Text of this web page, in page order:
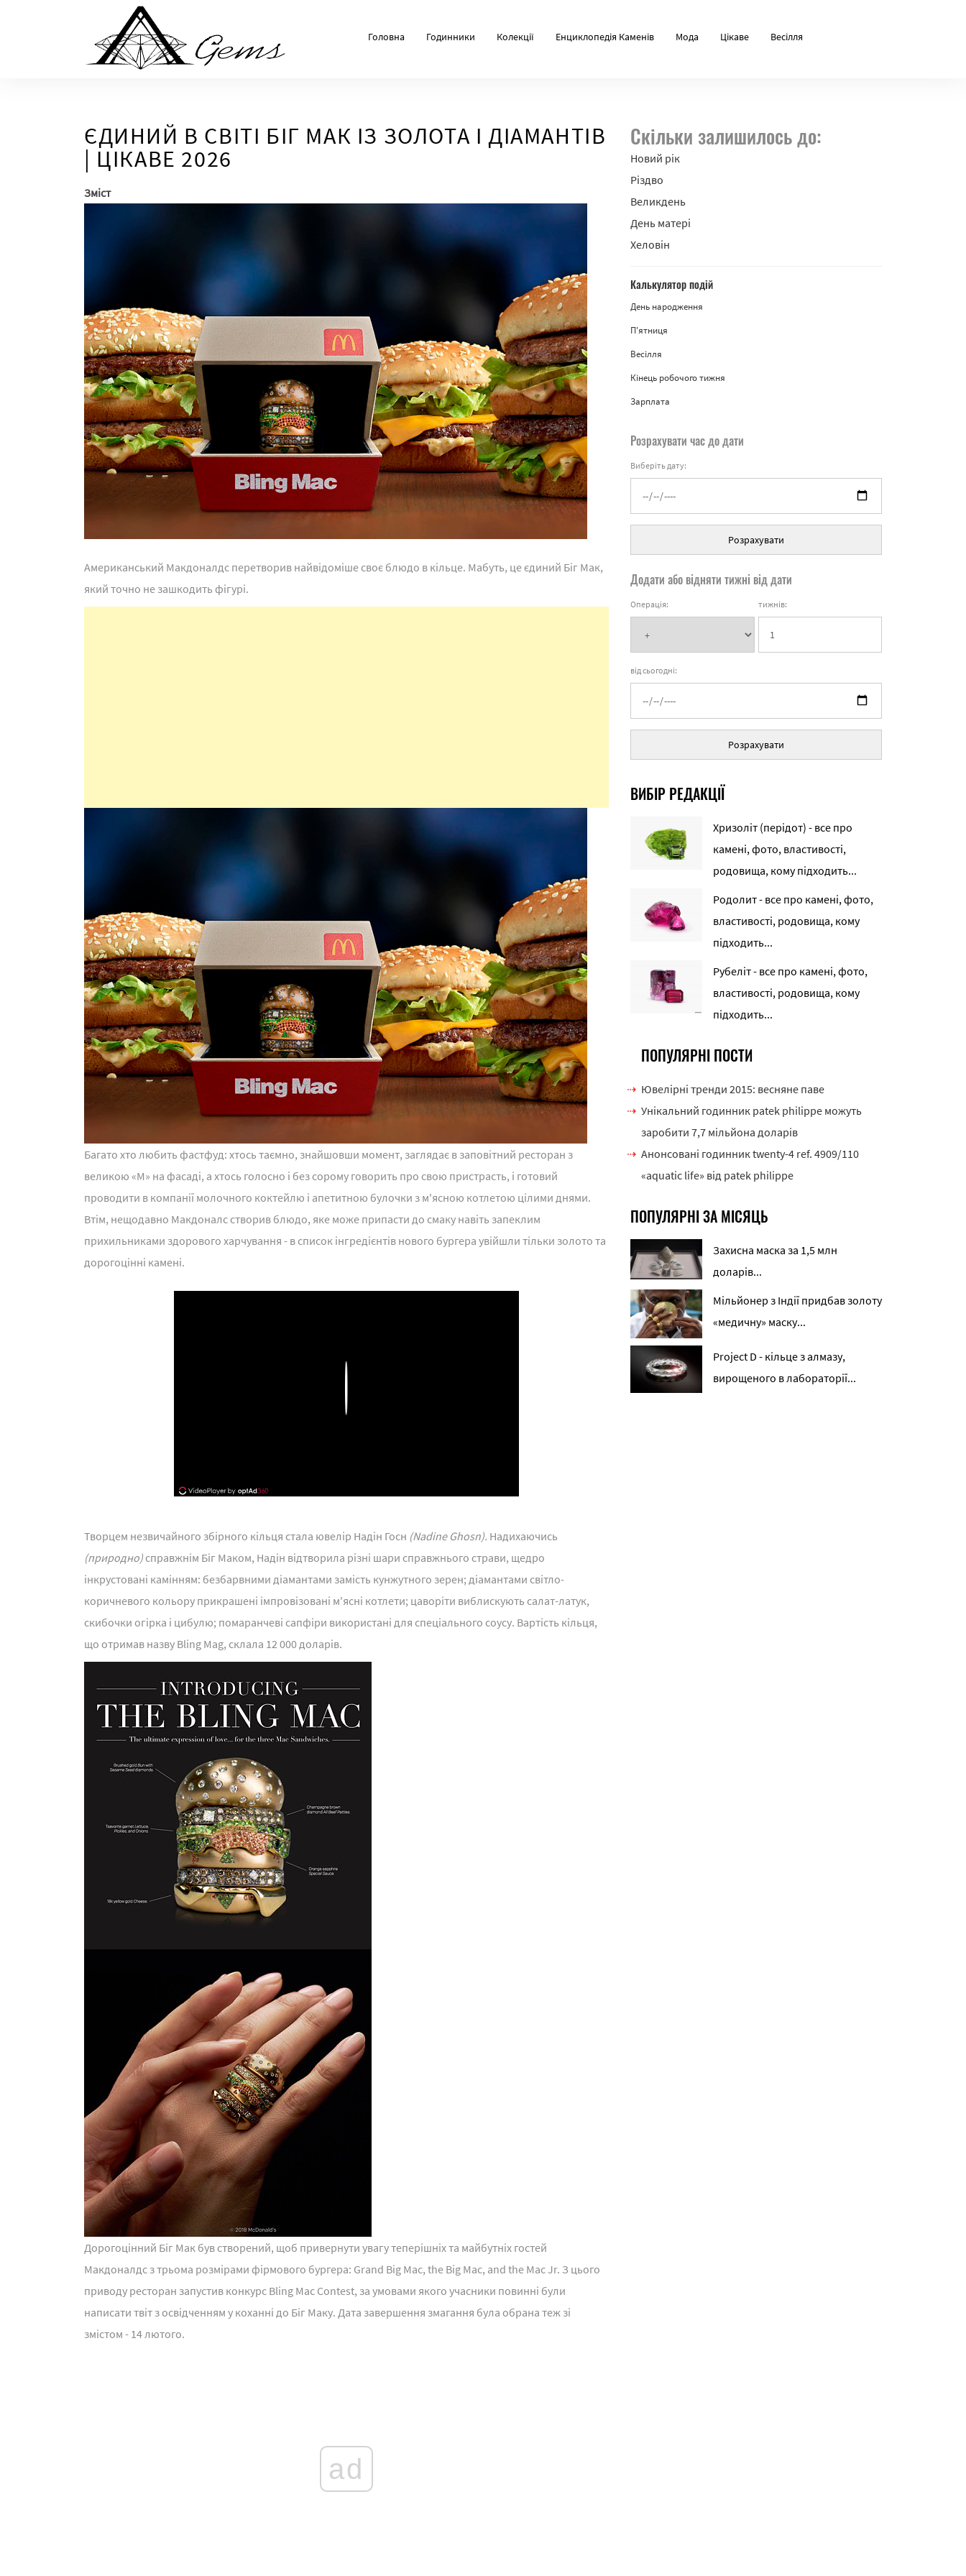
Головна Годинники Колекції Енциклопедія Каменів Мода Цікаве Весілля
ЄДИНИЙ В СВІТІ БІГ МАК ІЗ ЗОЛОТА І ДІАМАНТІВ
| ЦІКАВЕ 2026
Зміст
Американський Макдоналдс перетворив найвідоміше своє блюдо в кільце. Мабуть, це єдиний Біг Мак,
який точно не зашкодить фігурі.
Багато хто любить фастфуд: хтось таємно, знайшовши момент, заглядає в заповітний ресторан з
великою «М» на фасаді, а хтось голосно і без сорому говорить про свою пристрасть, і готовий
проводити в компанії молочного коктейлю і апетитною булочки з м'ясною котлетою цілими днями.
Втім, нещодавно Макдоналс створив блюдо, яке може припасти до смаку навіть запеклим
прихильниками здорового харчування - в список інгредієнтів нового бургера увійшли тільки золото та
дорогоцінні камені.
Творцем незвичайного збірного кільця стала ювелір Надін Госн (Nadine Ghosn). Надихаючись
(природно)справжнім Біг Маком, Надін відтворила різні шари справжнього страви, щедро
інкрустовані камінням: безбарвними діамантами замість кунжутного зерен; діамантами світло-
коричневого кольору прикрашені імпровізовані м'ясні котлети; цаворіти виблискують салат-латук,
скибочки огірка і цибулю; помаранчеві сапфіри використані для спеціального соусу. Вартість кільця,
що отримав назву Bling Mag, склала 12 000 доларів.
Дорогоцінний Біг Мак був створений, щоб привернути увагу теперішніх та майбутніх гостей
Макдоналдс з трьома розмірами фірмового бургера: Grand Big Mac, the Big Mac, and the Mac Jr. З цього
приводу ресторан запустив конкурс Bling Mac Contest, за умовами якого учасники повинні були
написати твіт з освідченням у коханні до Біг Маку. Дата завершення змагання була обрана теж зі
змістом - 14 лютого.
ad
Скільки залишилось до:
Новий рік
Різдво
Великдень
День матері
Хеловін
Калькулятор подій
День народження
П'ятниця
Весілля
Кінець робочого тижня
Зарплата
Розрахувати час до дати
Виберіть дату:
Розрахувати
Додати або відняти тижні від дати
Операція: тижнів:
від сьогодні:
Розрахувати
ВИБІР РЕДАКЦІЇ
Хризоліт (перідот) - все про
камені, фото, властивості,
родовища, кому підходить...
Родолит - все про камені, фото,
властивості, родовища, кому
підходить...
Рубеліт - все про камені, фото,
властивості, родовища, кому
підходить...
ПОПУЛЯРНІ ПОСТИ
Ювелірні тренди 2015: весняне паве
Унікальний годинник patek philippe можуть
заробити 7,7 мільйона доларів
Анонсовані годинник twenty-4 ref. 4909/110
«aquatic life» від patek philippe
ПОПУЛЯРНІ ЗА МІСЯЦЬ
Захисна маска за 1,5 млн
доларів...
Мільйонер з Індії придбав золоту
«медичну» маску...
Project D - кільце з алмазу,
вирощеного в лабораторії...